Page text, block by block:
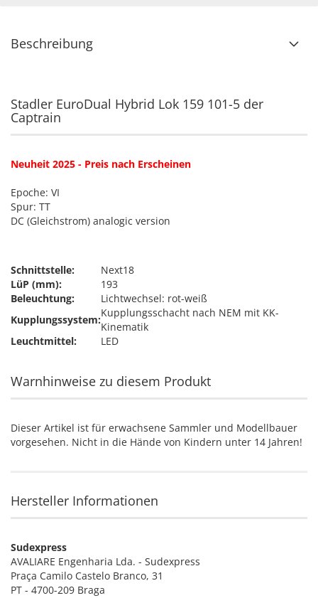
Beschreibung
Stadler EuroDual Hybrid Lok 159 101-5 der
Captrain
Neuheit 2025 - Preis nach Erscheinen
Epoche: VI
Spur: TT
DC (Gleichstrom) analogic version
Schnittstelle:
Next18
LüP (mm):
193
Beleuchtung:
Lichtwechsel: rot-weiß
Kupplungssystem:
Kupplungsschacht nach NEM mit KK-
Kinematik
Leuchtmittel:
LED
Warnhinweise zu diesem Produkt
Dieser Artikel ist für erwachsene Sammler und Modellbauer
vorgesehen. Nicht in die Hände von Kindern unter 14 Jahren!
Hersteller Informationen
Sudexpress
AVALIARE Engenharia Lda. - Sudexpress
Praça Camilo Castelo Branco, 31
PT - 4700-209 Braga